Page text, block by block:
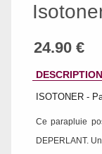
DESCRIPTION
ISOTONER -
Ce parapluie
DEPERLANT.